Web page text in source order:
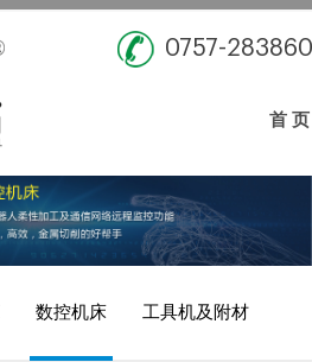
0757-
首 页
数控机床 工具机及附材